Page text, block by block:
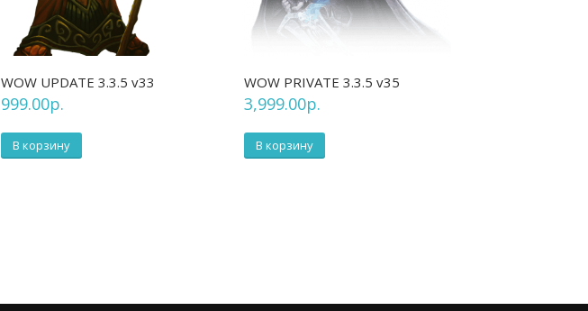
WOW UPDATE 3.3.5 v33
999.00р.
В корзину
WOW PRIVATE 3.3.5 v35
3,999.00р.
В корзину